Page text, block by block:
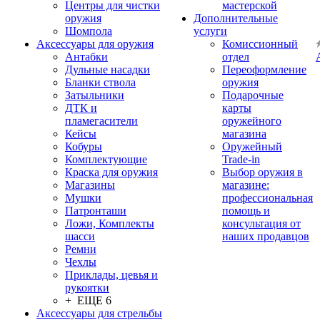
Центры для чистки
оружия
Шомпола
Аксессуары для оружия
Антабки
Дульные насадки
Бланки ствола
Затыльники
ДТК и
пламегасители
Кейсы
Кобуры
Комплектующие
Краска для оружия
Магазины
Мушки
Патронташи
Ложи, Комплекты
шасси
Ремни
Чехлы
Приклады, цевья и
рукоятки
+ ЕЩЕ 6
Аксессуары для стрельбы
мастерской
Дополнительные
услуги
Комиссионный
отдел
Переоформление
оружия
Подарочные
карты
оружейного
магазина
Оружейный
Trade-in
Выбор оружия в
магазине:
профессиональная
помощь и
консультация от
наших продавцов